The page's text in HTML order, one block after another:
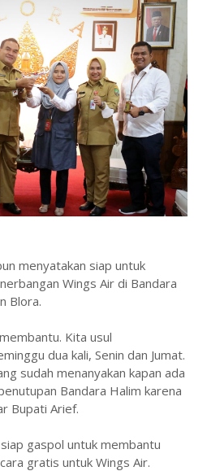
menyatakan siap untuk
Wings Air di Bandara
Blora.
Kita usul
dua kali, Senin dan Jumat.
sudah menanyakan kapan ada
Bandara Halim karena
Bupati Arief.
gaspol untuk membantu
gratis untuk Wings Air.